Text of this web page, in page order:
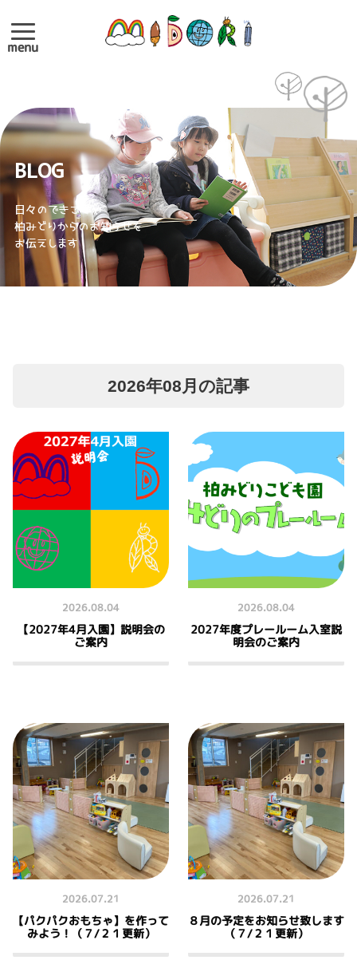
menu
BLOG
日々のできごとや
柏みどりからのお知らせを
お伝えします
2026年08月の記事
2026.08.04
【2027年4月入園】説明会の
ご案内
2026.08.04
2027年度プレールーム入室説
明会のご案内
2026.07.21
【パクパクおもちゃ】を作って
みよう！（７/２１更新）
2026.07.21
８月の予定をお知らせ致します
（７/２１更新）